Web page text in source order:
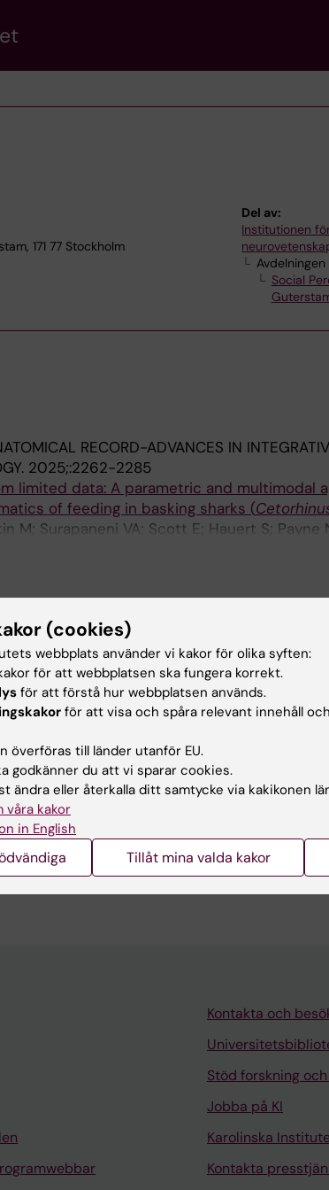
171 77 Stockholm
Del av:
Institutionen
Social
RECORD-ADVANCES IN
2025;:2262-2285
limited data: A parametric and multimodal
of feeding in basking sharks (
M; Surapaneni VA; Scott E; Hauert S; Payne
2026
people’s covert attention in a real-world
P; Ottersen OP; Lekander M; Lundqvist M;
Approach to 3D Shape Estimation from 2D
MN; Tycowicz CV
VISION – ECCV 2022: LECTURE NOTES
379
Approach to 3D Shape Estimation from 2D
MN; von Tycowicz C
Kontakta och
Stöd forskning
Jobba på KI
Karolinska
Kontakta
(cookies)
webbplats använder vi kakor för olika syften:
för att webbplatsen ska fungera korrekt.
för att förstå hur webbplatsen används.
för att visa och spåra relevant innehåll
överföras till länder utanför EU.
godkänner du att vi sparar cookies.
ändra eller återkalla ditt samtycke via kakikonen
våra kakor
in English
Tillåt mina valda kakor